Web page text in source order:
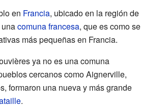
en Francia, ubicado en la región de
comuna francesa, que es como se
más pequeñas en Francia.
ya no es una comuna
cercanos como Aignerville,
formaron una nueva y más grande
.